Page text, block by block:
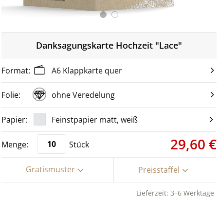
Danksagungskarte Hochzeit "Lace"
A6 Klappkarte quer
ohne Veredelung
Feinstpapier matt, weiß
Stück 29,60 €
Gratismuster Preisstaffel
Lieferzeit: 3–6 Werktage